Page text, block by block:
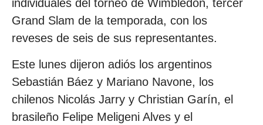
individuales del torneo de Wimbledon, tercer
Grand Slam de la temporada, con los
reveses de seis de sus representantes.
Este lunes dijeron adiós los argentinos
Sebastián Báez y Mariano Navone, los
chilenos Nicolás Jarry y Christian Garín, el
brasileño Felipe Meligeni Alves y el